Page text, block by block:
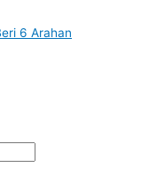
6 Arahan